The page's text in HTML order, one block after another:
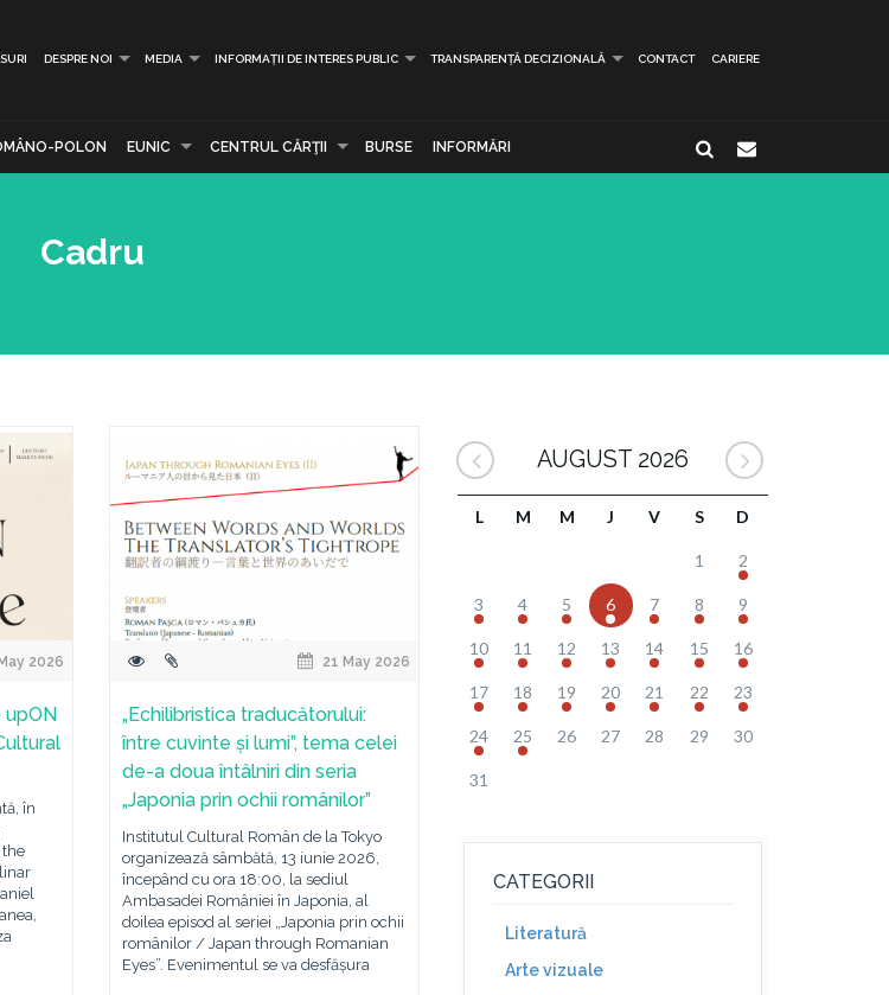
DESPRE NOI MEDIA INFORMAȚII DE INTERES PUBLIC TRANSPARENȚĂ DECIZIONALĂ CONTACT CARIERE
POLON EUNIC CENTRUL CĂRŢII BURSE INFORMĂRI
Cadru
2026
upON
în
the
21 May 2026
„Echilibristica traducătorului:
între cuvinte și lumi”, tema celei
de-a doua întâlniri din seria
„Japonia prin ochii românilor”
Institutul Cultural Român de la Tokyo
organizează sâmbătă, 13 iunie 2026,
începând cu ora 18:00, la sediul
Ambasadei României în Japonia, al
doilea episod al seriei „Japonia prin ochii
românilor / Japan through Romanian
Eyes”. Evenimentul se va desfășura
AUGUST 2026
L M M J V S D
1 2
3 4 5 6 7 8 9
10 11 12 13 14 15 16
17 18 19 20 21 22 23
24 25 26 27 28 29 30
31
CATEGORII
Literatură
Arte vizuale